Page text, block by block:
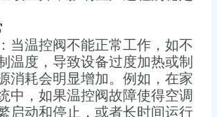
：当温控阀不能正常工作，如不
温度，导致设备过度加热或制
消耗会明显增加。例如，在家
中，如果温控阀故障使得空调
启动和停止，或者长时间运行